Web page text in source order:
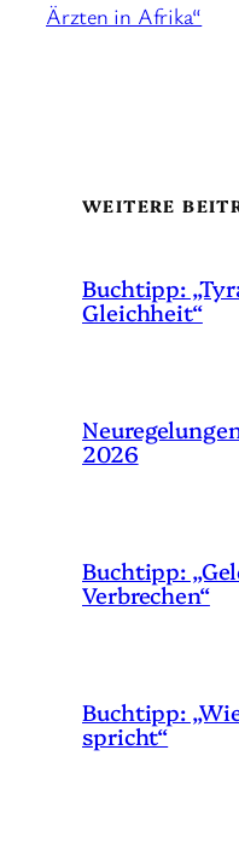
Ärzten in Afrika“
WEITERE
Buchtipp:
Gleichheit“
2026
Buchtipp:
Verbrechen“
Buchtipp:
spricht“